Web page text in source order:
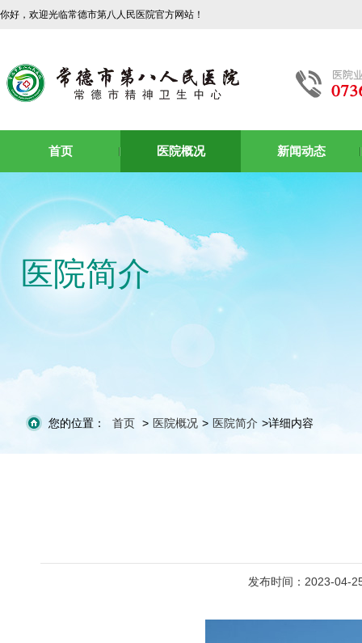
你好，欢迎光临常德市第八人民医院官方网站！
首页 医院概况 新闻动态
医院简介
您的位置： 首页 > 医院概况 > 医院简介 >详细内容
发布时间：2023-04-